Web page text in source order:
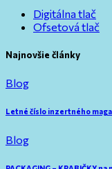
Digitálna tlač
Ofsetová tlač
Najnovšie články
Blog
Letné číslo inzertného
Blog